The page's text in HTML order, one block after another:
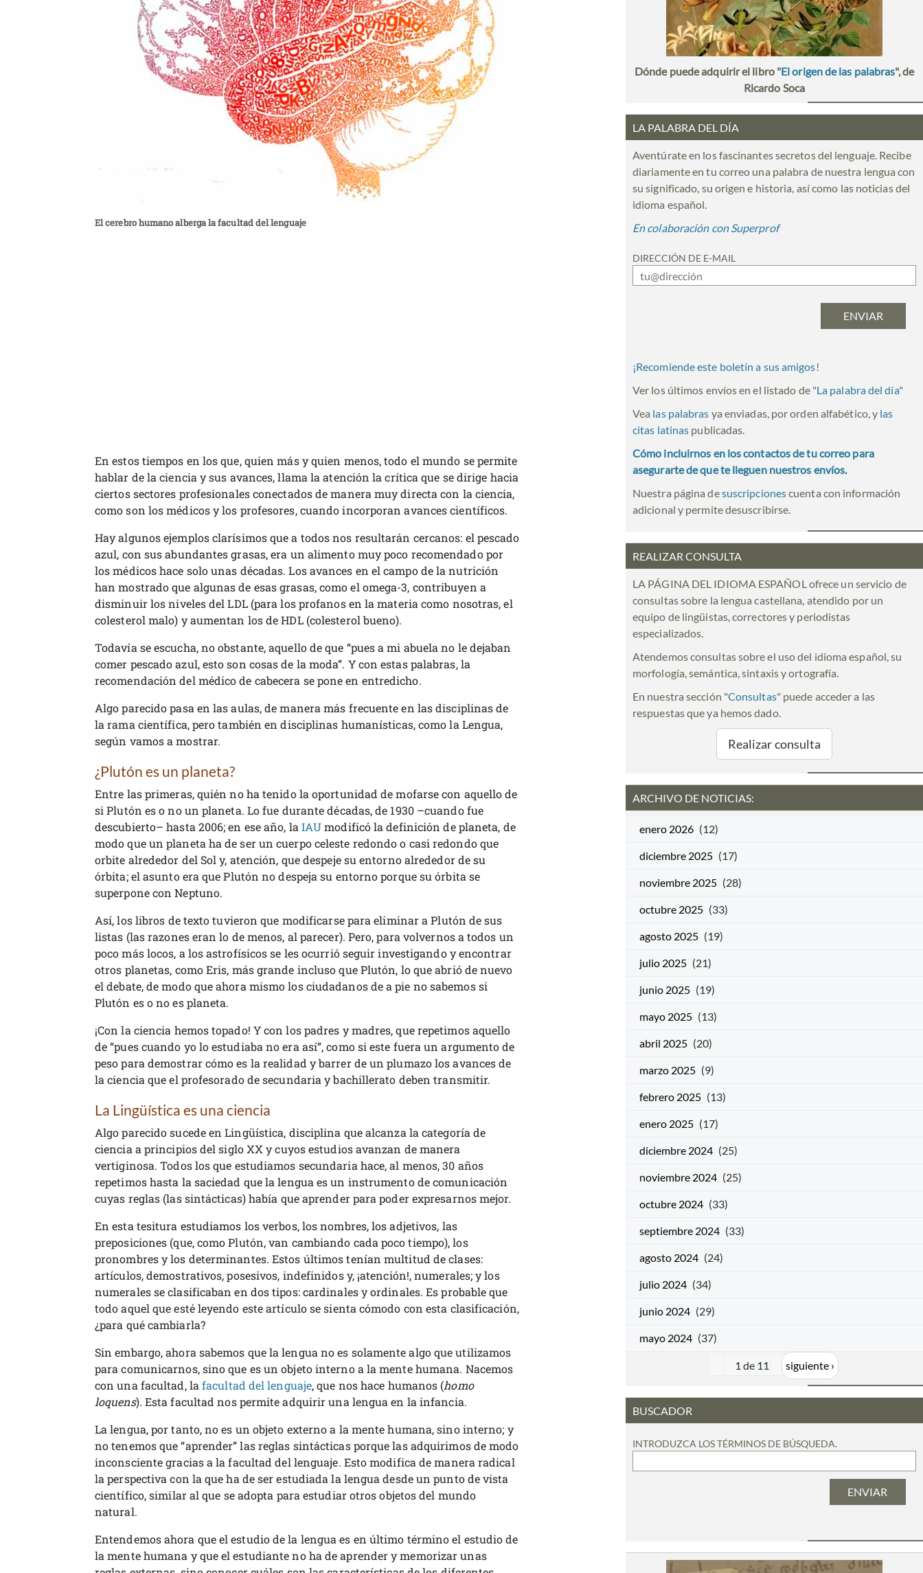
El cerebro humano alberga la facultad del lenguaje
En estos tiempos en los que, quien más y quien menos, todo el mundo se permite
hablar de la ciencia y sus avances, llama la atención la crítica que se dirige hacia
ciertos sectores profesionales conectados de manera muy directa con la ciencia,
como son los médicos y los profesores, cuando incorporan avances científicos.
Hay algunos ejemplos clarísimos que a todos nos resultarán cercanos: el pescado
azul, con sus abundantes grasas, era un alimento muy poco recomendado por
los médicos hace solo unas décadas. Los avances en el campo de la nutrición
han mostrado que algunas de esas grasas, como el omega-3, contribuyen a
disminuir los niveles del LDL (para los profanos en la materia como nosotras, el
colesterol malo) y aumentan los de HDL (colesterol bueno).
Todavía se escucha, no obstante, aquello de que “pues a mi abuela no le dejaban
comer pescado azul, esto son cosas de la moda”. Y con estas palabras, la
recomendación del médico de cabecera se pone en entredicho.
Algo parecido pasa en las aulas, de manera más frecuente en las disciplinas de
la rama científica, pero también en disciplinas humanísticas, como la Lengua,
según vamos a mostrar.
¿Plutón es un planeta?
Entre las primeras, quién no ha tenido la oportunidad de mofarse con aquello de
si Plutón es o no un planeta. Lo fue durante décadas, de 1930 –cuando fue
descubierto– hasta 2006; en ese año, la IAUmodificó la definición de planeta, de
modo que un planeta ha de ser un cuerpo celeste redondo o casi redondo que
orbite alrededor del Sol y, atención, que despeje su entorno alrededor de su
órbita; el asunto era que Plutón no despeja su entorno porque su órbita se
superpone con Neptuno.
Así, los libros de texto tuvieron que modificarse para eliminar a Plutón de sus
listas (las razones eran lo de menos, al parecer). Pero, para volvernos a todos un
poco más locos, a los astrofísicos se les ocurrió seguir investigando y encontrar
otros planetas, como Eris, más grande incluso que Plutón, lo que abrió de nuevo
el debate, de modo que ahora mismo los ciudadanos de a pie no sabemos si
Plutón es o no es planeta.
¡Con la ciencia hemos topado! Y con los padres y madres, que repetimos aquello
de “pues cuando yo lo estudiaba no era así”, como si este fuera un argumento de
peso para demostrar cómo es la realidad y barrer de un plumazo los avances de
la ciencia que el profesorado de secundaria y bachillerato deben transmitir.
La Lingüística es una ciencia
Algo parecido sucede en Lingüística, disciplina que alcanza la categoría de
ciencia a principios del siglo XX y cuyos estudios avanzan de manera
vertiginosa. Todos los que estudiamos secundaria hace, al menos, 30 años
repetimos hasta la saciedad que la lengua es un instrumento de comunicación
cuyas reglas (las sintácticas) había que aprender para poder expresarnos mejor.
En esta tesitura estudiamos los verbos, los nombres, los adjetivos, las
preposiciones (que, como Plutón, van cambiando cada poco tiempo), los
pronombres y los determinantes. Estos últimos tenían multitud de clases:
artículos, demostrativos, posesivos, indefinidos y, ¡atención!, numerales; y los
numerales se clasificaban en dos tipos: cardinales y ordinales. Es probable que
todo aquel que esté leyendo este artículo se sienta cómodo con esta clasificación,
¿para qué cambiarla?
Sin embargo, ahora sabemos que la lengua no es solamente algo que utilizamos
para comunicarnos, sino que es un objeto interno a la mente humana. Nacemos
con una facultad, lafacultad del lenguaje, que nos hace humanos (homo
loquens). Esta facultad nos permite adquirir una lengua en la infancia.
La lengua, por tanto, no es un objeto externo a la mente humana, sino interno; y
no tenemos que “aprender” las reglas sintácticas porque las adquirimos de modo
inconsciente gracias a la facultad del lenguaje. Esto modifica de manera radical
la perspectiva con la que ha de ser estudiada la lengua desde un punto de vista
científico, similar al que se adopta para estudiar otros objetos del mundo
natural.
Entendemos ahora que el estudio de la lengua es en último término el estudio de
la mente humana y que el estudiante no ha de aprender y memorizar unas
Dónde puede adquirir el libro "El origen de las palabras", de
Ricardo Soca
LA PALABRA DEL DÍA
Aventúrate en los fascinantes secretos del lenguaje. Recibe
diariamente en tu correo una palabra de nuestra lengua con
su significado, su origen e historia, así como las noticias del
idioma español.
En colaboración con Superprof
DIRECCIÓN DE E-MAIL
¡Recomiende este boletín a sus amigos!
Ver los últimos envíos en el listado de "La palabra del día"
Vea las palabras ya enviadas, por orden alfabético, y las
citas latinas publicadas.
Cómo incluirnos en los contactos de tu correo para
asegurarte de que te lleguen nuestros envíos.
Nuestra página desuscripcionescuenta con información
adicional y permite desuscribirse.
REALIZAR CONSULTA
LA PÁGINA DEL IDIOMA ESPAÑOL ofrece un servicio de
consultas sobre la lengua castellana, atendido por un
equipo de lingüistas, correctores y periodistas
especializados.
Atendemos consultas sobre el uso del idioma español, su
morfología, semántica, sintaxis y ortografía.
En nuestra sección "Consultas" puede acceder a las
respuestas que ya hemos dado.
Realizar consulta
ARCHIVO DE NOTICIAS:
enero 2026 (12)
diciembre 2025 (17)
noviembre 2025 (28)
octubre 2025 (33)
agosto 2025 (19)
julio 2025 (21)
junio 2025 (19)
mayo 2025 (13)
abril 2025 (20)
marzo 2025 (9)
febrero 2025 (13)
enero 2025 (17)
diciembre 2024 (25)
noviembre 2024 (25)
octubre 2024 (33)
septiembre 2024 (33)
agosto 2024 (24)
julio 2024 (34)
junio 2024 (29)
mayo 2024 (37)
1 de 11 siguiente ›
BUSCADOR
INTRODUZCA LOS TÉRMINOS DE BÚSQUEDA.